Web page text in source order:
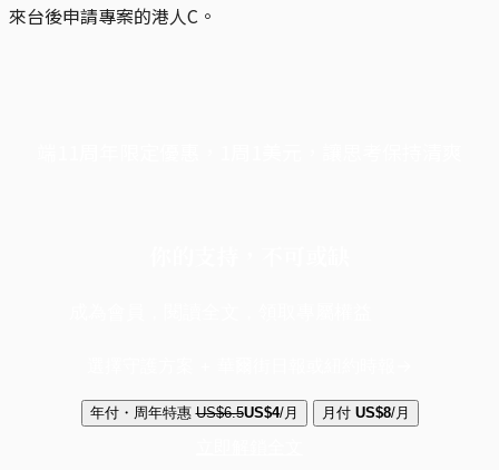
來台後申請專案的港人C。
年付・周年特惠 US$6.5US$4/月 月付 US$8/月